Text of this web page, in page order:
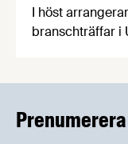
I höst
branschträffar i